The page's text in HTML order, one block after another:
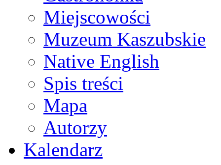
Miejscowości
Muzeum Kaszubskie
Native English
Spis treści
Mapa
Autorzy
Kalendarz